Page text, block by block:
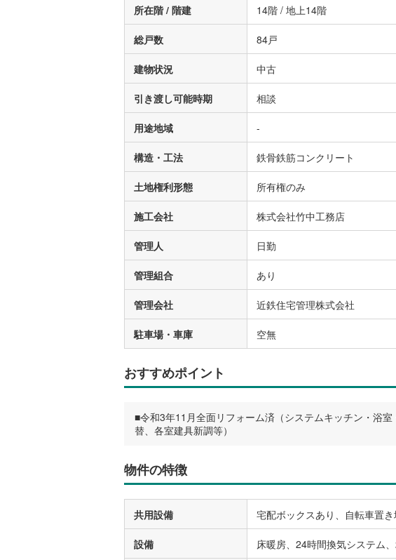
所在階 / 階建 14階 / 地上14階
総戸数 84戸
建物状況 中古
引き渡し可能時期 相談
用途地域 -
構造・工法 鉄骨鉄筋コンクリート
土地権利形態 所有権のみ
施工会社 株式会社竹中工務店
管理人 日勤
管理組合 あり
管理会社 近鉄住宅管理株式会社
駐車場・車庫 空無
おすすめポイント
■令和3年11月全面リフォーム済（システムキッチン・浴
替、各室建具新調等）
物件の特徴
共用設備 宅配ボックスあり、自転車置
設備 床暖房、24時間換気システム